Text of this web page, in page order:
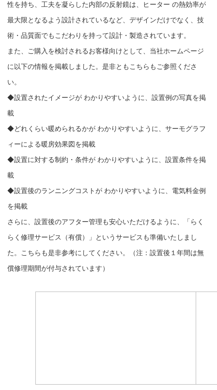
性を持ち、工夫を凝らした内部の反射鏡は、ヒーター の熱効率が
最大限となるよう設計されているなど、デザインだけでなく、技
術・品質面でもこだわりを持って設計・製造されています。
また、ご購入を検討されるお客様向けとして、当社ホームページ
に以下の情報を掲載しました。是非ともこちらもご参照くださ
い。
◆設置されたイメージが わかりやすいように、設置例の写真を掲
載
◆どれくらい暖められるかが わかりやすいように、サーモグラフ
ィーによる暖房効果図を掲載
◆設置に対する制約・条件が わかりやすいように、設置条件を掲
載
◆設置後のランニングコストが わかりやすいように、電気料金例
を掲載
さらに、設置後のアフター管理も安心いただけるように、「らく
らく修理サービス（有償）」というサービスも準備いたしまし
た。こちらも是非参考にしてください。（注：設置後１年間は無
償修理期間が付与されています）